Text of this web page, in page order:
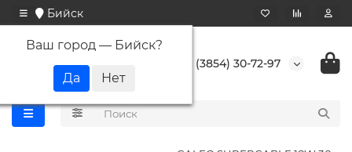
Бийск
Ваш город — Бийск?
+7 (3854) 30-72-97